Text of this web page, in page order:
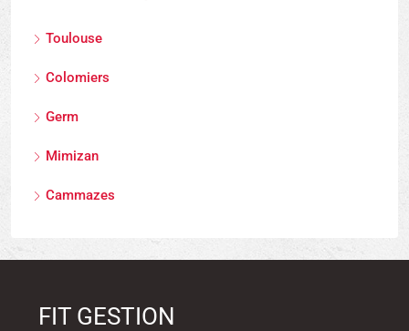
Toulouse
Colomiers
Germ
Mimizan
Cammazes
FIT GESTION